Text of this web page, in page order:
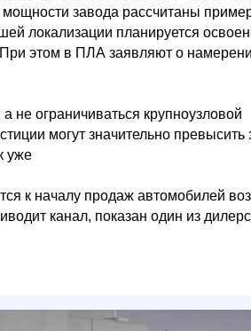
завода рассчитаны
локализации планируется
При этом в ПЛА заявляют о
ограничиваться крупноузловой
могут значительно
уже
к началу продаж автомобилей
канал, показан один из